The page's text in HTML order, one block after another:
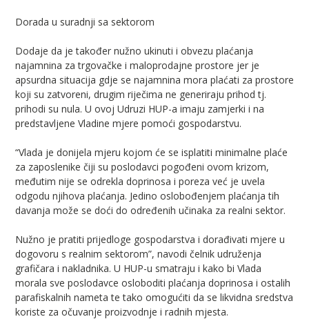
Dorada u suradnji sa sektorom
Dodaje da je također nužno ukinuti i obvezu plaćanja
najamnina za trgovačke i maloprodajne prostore jer je
apsurdna situacija gdje se najamnina mora plaćati za prostore
koji su zatvoreni, drugim riječima ne generiraju prihod tj.
prihodi su nula. U ovoj Udruzi HUP-a imaju zamjerki i na
predstavljene Vladine mjere pomoći gospodarstvu.
“Vlada je donijela mjeru kojom će se isplatiti minimalne plaće
za zaposlenike čiji su poslodavci pogođeni ovom krizom,
međutim nije se odrekla doprinosa i poreza već je uvela
odgodu njihova plaćanja. Jedino oslobođenjem plaćanja tih
davanja može se doći do određenih učinaka za realni sektor.
Nužno je pratiti prijedloge gospodarstva i dorađivati mjere u
dogovoru s realnim sektorom”, navodi čelnik udruženja
grafičara i nakladnika. U HUP-u smatraju i kako bi Vlada
morala sve poslodavce osloboditi plaćanja doprinosa i ostalih
parafiskalnih nameta te tako omogućiti da se likvidna sredstva
koriste za očuvanje proizvodnje i radnih mjesta.